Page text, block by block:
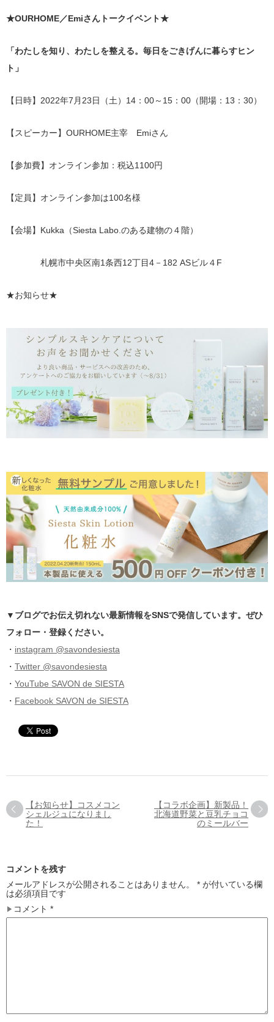
★OURHOME／Emiさんトークイベント★
「わたしを知り、わたしを整える。毎日をごきげんに暮らすヒン
ト」
【日時】2022年7月23日（土）14：00～15：00（開場：13：30）
【スピーカー】OURHOME主宰 Emiさん
【参加費】オンライン参加：税込1100円
【定員】オンライン参加は100名様
【会場】Kukka（Siesta Labo.のある建物の４階）
札幌市中央区南1条西12丁目4－182 ASビル４F
★お知らせ★
▼ブログでお伝え切れない最新情報をSNSで発信しています。ぜひ
フォロー・登録ください。
・ instagram @savondesiesta
・ Twitter @savondesiesta
・ YouTube SAVON de SIESTA
・ Facebook SAVON de SIESTA
【お知らせ】コスメコン
シェルジュになりまし
た！
【コラボ企画】新製品！
北海道野菜と豆乳チョコ
のミールバー
コメントを残す
メールアドレスが公開されることはありません。
* が付いている欄
は必須項目です
コメント *